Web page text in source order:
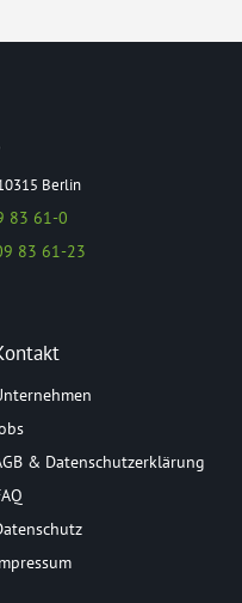
Berlin
83 61-0
83 61-23
& Datenschutzerklärung